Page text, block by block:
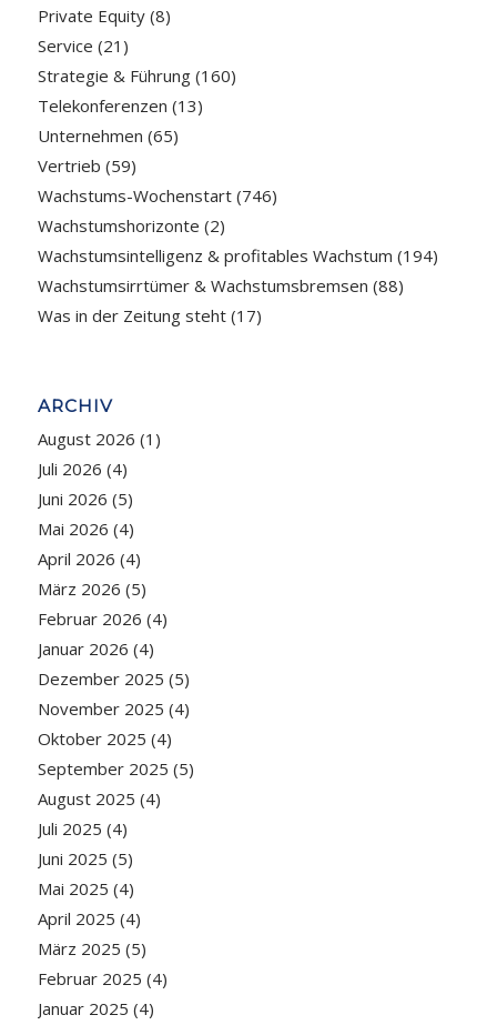
Private Equity(8)
Service (21)
Strategie & Führung(160)
Telekonferenzen (13)
Unternehmen (65)
Vertrieb (59)
Wachstums-Wochenstart(746)
Wachstumshorizonte (2)
Wachstumsintelligenz & profitables Wachstum (194)
Wachstumsirrtümer & Wachstumsbremsen (88)
Was in der Zeitung steht(17)
ARCHIV
August 2026 (1)
Juli 2026 (4)
Juni 2026 (5)
Mai 2026 (4)
April 2026 (4)
März 2026 (5)
Februar 2026 (4)
Januar 2026 (4)
Dezember 2025 (5)
November 2025 (4)
Oktober 2025 (4)
September 2025 (5)
August 2025 (4)
Juli 2025 (4)
Juni 2025 (5)
Mai 2025 (4)
April 2025 (4)
März 2025 (5)
Februar 2025 (4)
Januar 2025 (4)